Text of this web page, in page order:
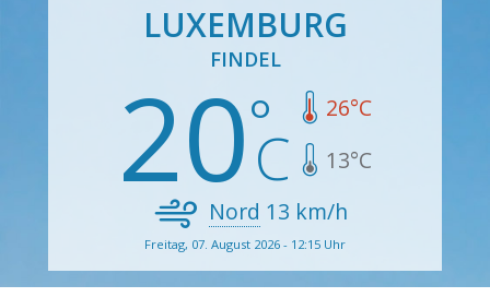
LUXEMBURG
FINDEL
20 26°C
13°C
Nord 13 km/h
Freitag, 07. August 2026 - 12:15 Uhr